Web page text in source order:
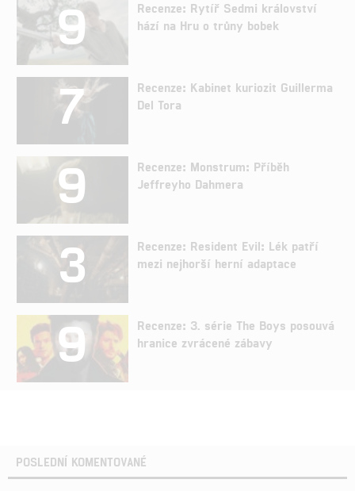
9
Recenze: Rytíř Sedmi království
hází na Hru o trůny bobek
7
Recenze: Kabinet kuriozit Guillerma
Del Tora
9
Recenze: Monstrum: Příběh
Jeffreyho Dahmera
3
Recenze: Resident Evil: Lék patří
mezi nejhorší herní adaptace
9
Recenze: 3. série The Boys posouvá
hranice zvrácené zábavy
POSLEDNÍ KOMENTOVANÉ